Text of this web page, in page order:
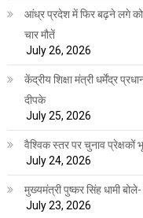
आंध्र प्रदेश में फिर बढ़ने लगे
चार मौतें
July 26, 2026
केंद्रीय शिक्षा मंत्री धर्मेंद्र
दीपके
July 25, 2026
वैश्विक स्तर पर चुनाव प्रेक्षकों
July 24, 2026
मुख्यमंत्री पुष्कर सिंह धामी
July 23, 2026